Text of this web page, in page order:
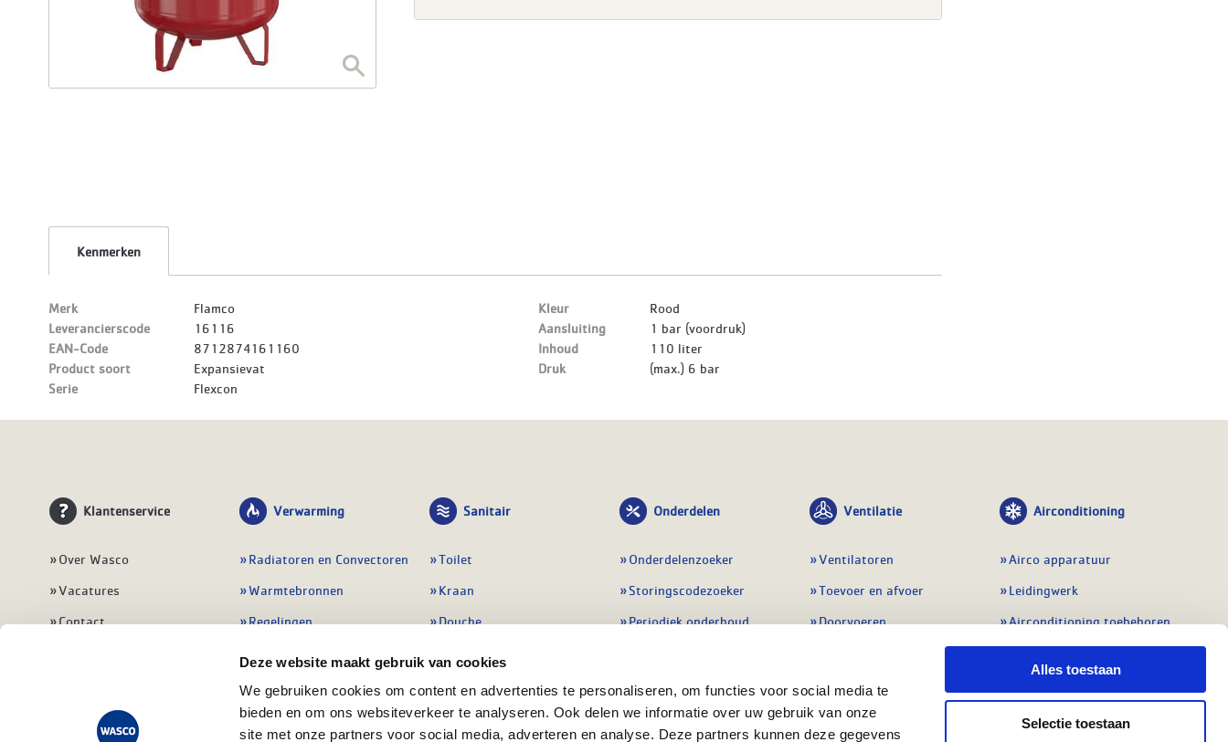
Deze website maakt gebruik van cookies
We gebruiken cookies om content en advertenties te personaliseren, om functies voor social media te
bieden en om ons websiteverkeer te analyseren. Ook delen we informatie over uw gebruik van onze
site met onze partners voor social media, adverteren en analyse. Deze partners kunnen deze gegevens
Alles toestaan
Selectie toestaan
Kenmerken
Merk
Flamco
Leverancierscode
16116
EAN-Code
8712874161160
Product soort
Expansievat
Serie
Flexcon
Kleur
Rood
Aansluiting
1 bar (voordruk)
Inhoud
110 liter
Druk
(max.) 6 bar
Klantenservice
Over Wasco
Vacatures
Contact
Klant worden
Verwarming
Radiatoren en Convectoren
Warmtebronnen
Regelingen
Leidingwerk
Warmwatertoestellen
Sanitair
Toilet
Kraan
Douche
Badmeubel
Afvoeren
Onderdelen
Onderdelenzoeker
Storingscodezoeker
Periodiek onderhoud
Regelapparatuur
Preventie & detectie
Ventilatie
Ventilatoren
Toevoer en afvoer
Doorvoeren
Balansventilatie WTW
Service & onderhoud
Regelingen
Airconditioning
Airco apparatuur
Leidingwerk
Airconditioning toebehoren
meetapparatuur
Service en onderhoud